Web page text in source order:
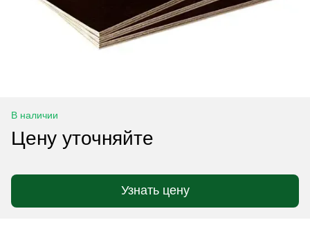
В наличии
Цену уточняйте
Узнать цену